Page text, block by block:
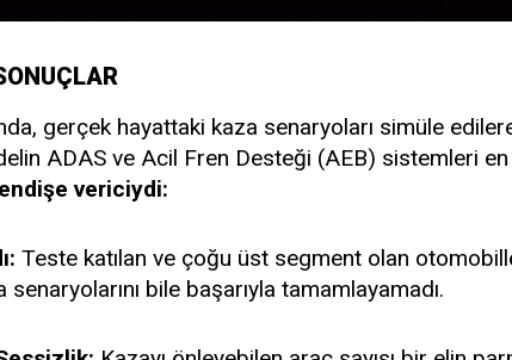
gerçek hayattaki kaza senaryoları simüle
ADAS ve Acil Fren Desteği (AEB) sistemleri
vericiydi:
Teste katılan ve çoğu üst segment olan
senaryolarını bile başarıyla tamamlayamadı.